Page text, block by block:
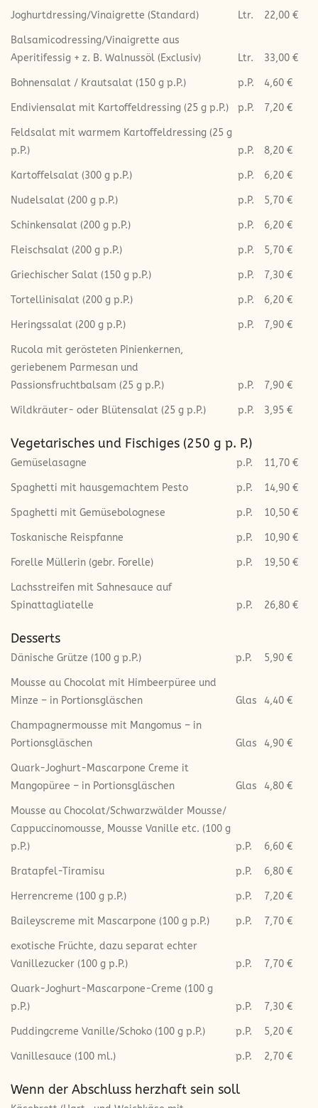
Joghurtdressing/Vinaigrette (Standard) Ltr. 22,00 €
Balsamicodressing/Vinaigrette aus
Aperitifessig + z. B. Walnussöl (Exclusiv)
Ltr. 33,00 €
Bohnensalat / Krautsalat (150 g p.P.) p.P. 4,60 €
Endiviensalat mit Kartoffeldressing (25 g p.P.) p.P. 7,20 €
Feldsalat mit warmem Kartoffeldressing (25 g
p.P.)
p.P. 8,20 €
Kartoffelsalat (300 g p.P.) p.P. 6,20 €
Nudelsalat (200 g p.P.) p.P. 5,70 €
Schinkensalat (200 g p.P.) p.P. 6,20 €
Fleischsalat (200 g p.P.) p.P. 5,70 €
Griechischer Salat (150 g p.P.) p.P. 7,30 €
Tortellinisalat (200 g p.P.) p.P. 6,20 €
Heringssalat (200 g p.P.) p.P. 7,90 €
Rucola mit gerösteten Pinienkernen,
geriebenem Parmesan und
Passionsfruchtbalsam (25 g p.P.)
p.P. 7,90 €
Wildkräuter- oder Blütensalat (25 g p.P.) p.P. 3,95 €
Vegetarisches und Fischiges (250 g p. P.)
Gemüselasagne p.P. 11,70 €
Spaghetti mit hausgemachtem Pesto p.P. 14,90 €
Spaghetti mit Gemüsebolognese p.P. 10,50 €
Toskanische Reispfanne p.P. 10,90 €
Forelle Müllerin (gebr. Forelle) p.P. 19,50 €
Lachsstreifen mit Sahnesauce auf
Spinattagliatelle
p.P. 26,80 €
Desserts
Dänische Grütze (100 g p.P.) p.P. 5,90 €
Mousse au Chocolat mit Himbeerpüree und
Minze – in Portionsgläschen
Glas 4,40 €
Champagnermousse mit Mangomus – in
Portionsgläschen
Glas 4,90 €
Quark-Joghurt-Mascarpone Creme it
Mangopüree – in Portionsgläschen
Glas 4,80 €
Mousse au Chocolat/Schwarzwälder Mousse/
Cappuccinomousse, Mousse Vanille etc. (100 g
p.P.)
p.P. 6,60 €
Bratapfel-Tiramisu p.P. 6,80 €
Herrencreme (100 g p.P.) p.P. 7,20 €
Baileyscreme mit Mascarpone (100 g p.P.) p.P. 7,70 €
exotische Früchte, dazu separat echter
Vanillezucker (100 g p.P.)
p.P. 7,70 €
Quark-Joghurt-Mascarpone-Creme (100 g
p.P.)
p.P. 7,30 €
Puddingcreme Vanille/Schoko (100 g p.P.) p.P. 5,20 €
Vanillesauce (100 ml.) p.P. 2,70 €
Wenn der Abschluss herzhaft sein soll